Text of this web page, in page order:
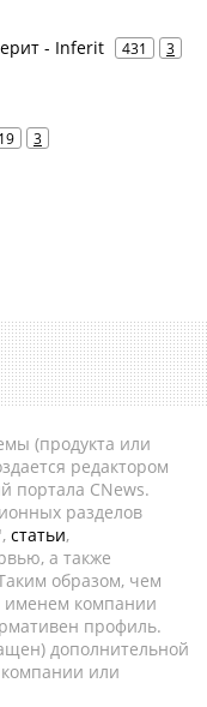
- Inferit 431 3
3
(продукта или
редактором
портала CNews.
разделов
статьи,
а также
образом, чем
именем компании
профиль.
дополнительной
или